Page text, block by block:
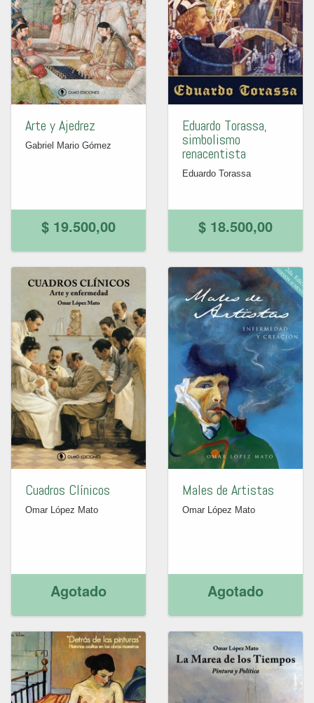
Arte y Ajedrez
Gabriel Mario Gómez
$ 19.500,00
Eduardo Torassa,
simbolismo
renacentista
Eduardo Torassa
$ 18.500,00
Cuadros Clínicos
Omar López Mato
Agotado
Males de Artistas
Omar López Mato
Agotado